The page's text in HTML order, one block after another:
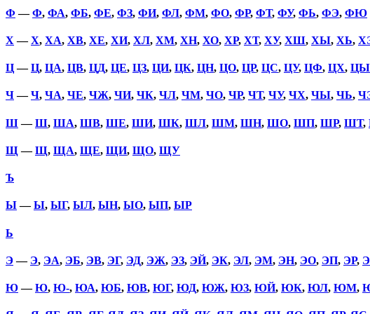
Ф —Ф, ФА, ФБ, ФЕ, ФЗ, ФИ, ФЛ, ФМ, ФО, ФР, ФТ, ФУ, ФЬ, ФЭ, ФЮ
Х —Х, ХА, ХВ, ХЕ, ХИ, ХЛ, ХМ, ХН, ХО, ХР, ХТ, ХУ, ХШ, ХЫ, ХЬ,
Ц—Ц, ЦА, ЦВ, ЦД, ЦЕ, ЦЗ, ЦИ, ЦК, ЦН, ЦО, ЦР, ЦС, ЦУ, ЦФ, ЦХ, ЦЫ
Ч—Ч, ЧА, ЧЕ, ЧЖ, ЧИ, ЧК, ЧЛ, ЧМ, ЧО, ЧР, ЧТ, ЧУ, ЧХ, ЧЫ, ЧЬ,
Ш—Ш, ША, ШВ, ШЕ, ШИ, ШК, ШЛ, ШМ, ШН, ШО, ШП, ШР, ШТ,
Щ —Щ, ЩА, ЩЕ, ЩИ, ЩО, ЩУ
Ъ
Ы—Ы, ЫГ, ЫЛ, ЫН, ЫО, ЫП, ЫР
Ь
Э— Э, ЭА, ЭБ, ЭВ, ЭГ, ЭД, ЭЖ, ЭЗ, ЭЙ, ЭК, ЭЛ, ЭМ, ЭН, ЭО, ЭП, ЭР,
Ю—Ю, Ю-, ЮА, ЮБ, ЮВ, ЮГ, ЮД, ЮЖ, ЮЗ, ЮЙ, ЮК, ЮЛ, ЮМ,